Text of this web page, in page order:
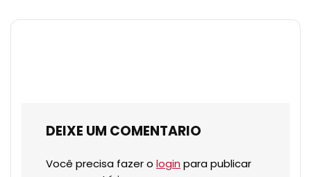
DEIXE UM COMENTARIO
Você precisa fazer o login para publicar